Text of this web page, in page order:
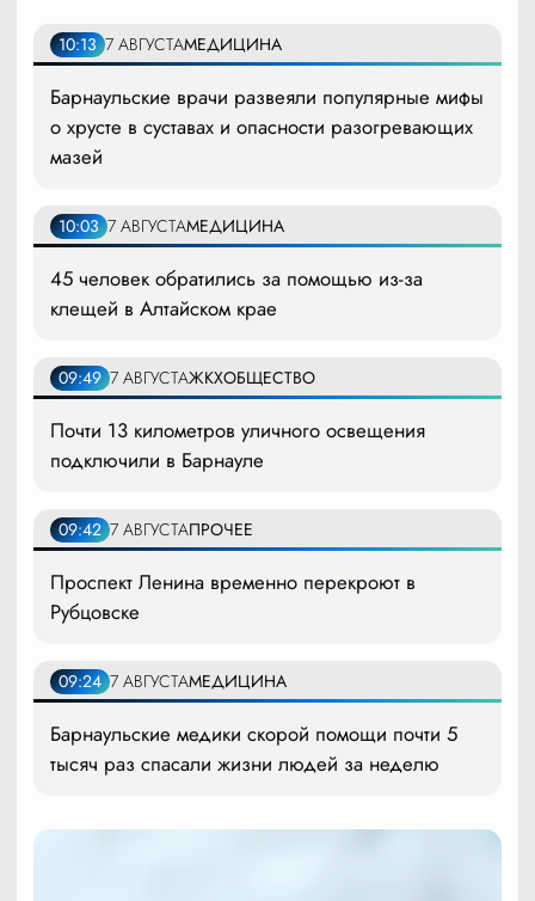
10:13 7 АВГУСТАМЕДИЦИНА
Барнаульские врачи развеяли популярные мифы
о хрусте в суставах и опасности разогревающих
мазей
10:03 7 АВГУСТАМЕДИЦИНА
45 человек обратились за помощью из-за
клещей в Алтайском крае
09:49 7 АВГУСТАЖКХОБЩЕСТВО
Почти 13 километров уличного освещения
подключили в Барнауле
09:42 7 АВГУСТАПРОЧЕЕ
Проспект Ленина временно перекроют в
Рубцовске
09:24 7 АВГУСТАМЕДИЦИНА
Барнаульские медики скорой помощи почти 5
тысяч раз спасали жизни людей за неделю